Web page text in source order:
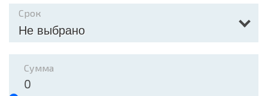
Срок
Не выбрано
Сумма